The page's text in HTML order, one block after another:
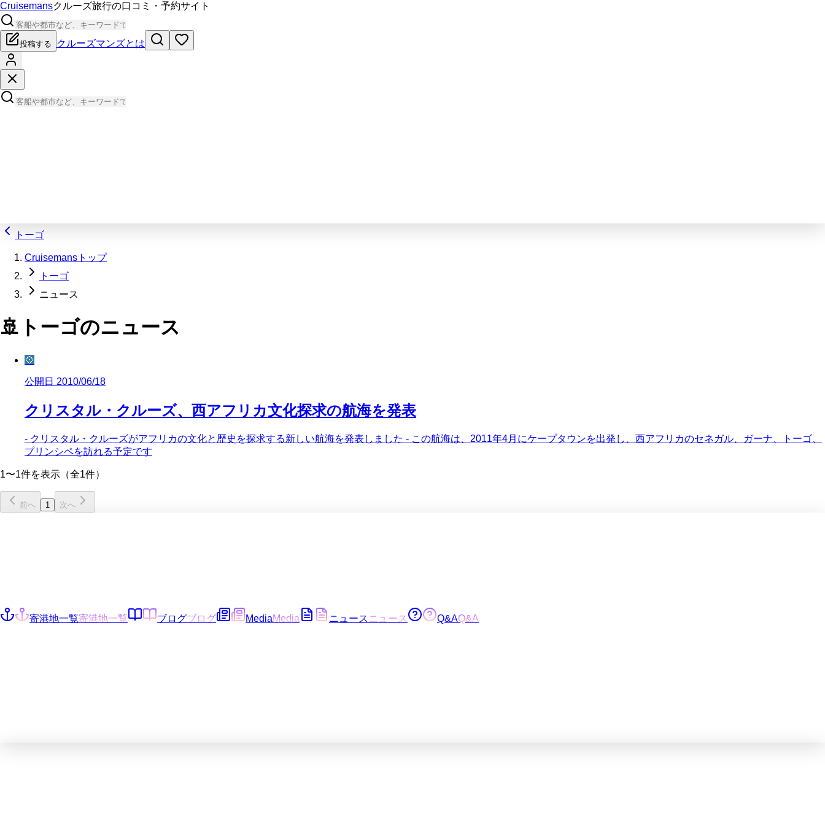
Cruisemansクルーズ旅行の口コミ・予約サイト
投稿する クルーズマンズとは
トーゴ
Cruisemansトップ
トーゴ
ニュース
🚢 トーゴのニュース
💠
公開日 2010/06/18
クリスタル・クルーズ、西アフリカ文化探求の航海を発表
- クリスタル・クルーズがアフリカの文化と歴史を探求する新しい航海を発表しました - この航海は、2011年4月にケープタウンを出発し、西アフリカのセネガル、ガーナ、トーゴ、
プリンシペを訪れる予定です
1〜1件を表示（全1件）
前へ 1 次へ
寄港地一覧寄港地一覧 ブログブログ MediaMedia ニュース ニュース Q&AQ&A